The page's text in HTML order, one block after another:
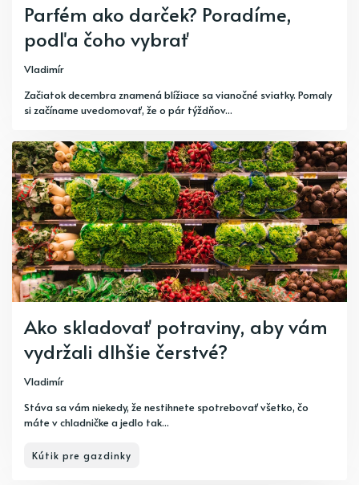
Parfém ako darček? Poradíme,
podľa čoho vybrať
Vladimír
Začiatok decembra znamená blížiace sa vianočné sviatky. Pomaly
si začíname uvedomovať, že o pár týždňov...
Ako skladovať potraviny, aby vám
vydržali dlhšie čerstvé?
Vladimír
Stáva sa vám niekedy, že nestihnete spotrebovať všetko, čo
máte v chladničke a jedlo tak...
Kútik pre gazdinky